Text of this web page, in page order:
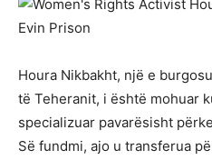
Houra Nikbakht, një e
të Teheranit, i është mohuar
specializuar pavarësisht
Së fundmi, ajo u transferua